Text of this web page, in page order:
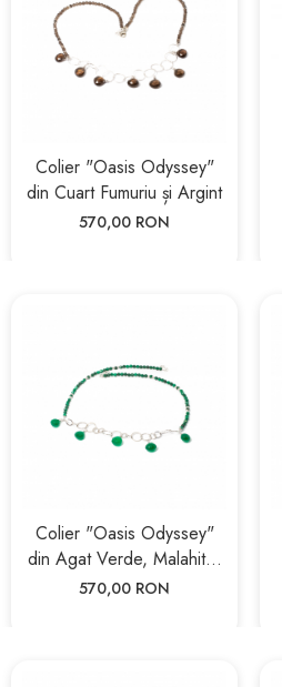
Colier "Oasis Odyssey"
din Cuart Fumuriu și Argint
570,00 RON
Colier "Oasis Odyssey"
din Agat Verde, Malahit și
Argint
570,00 RON